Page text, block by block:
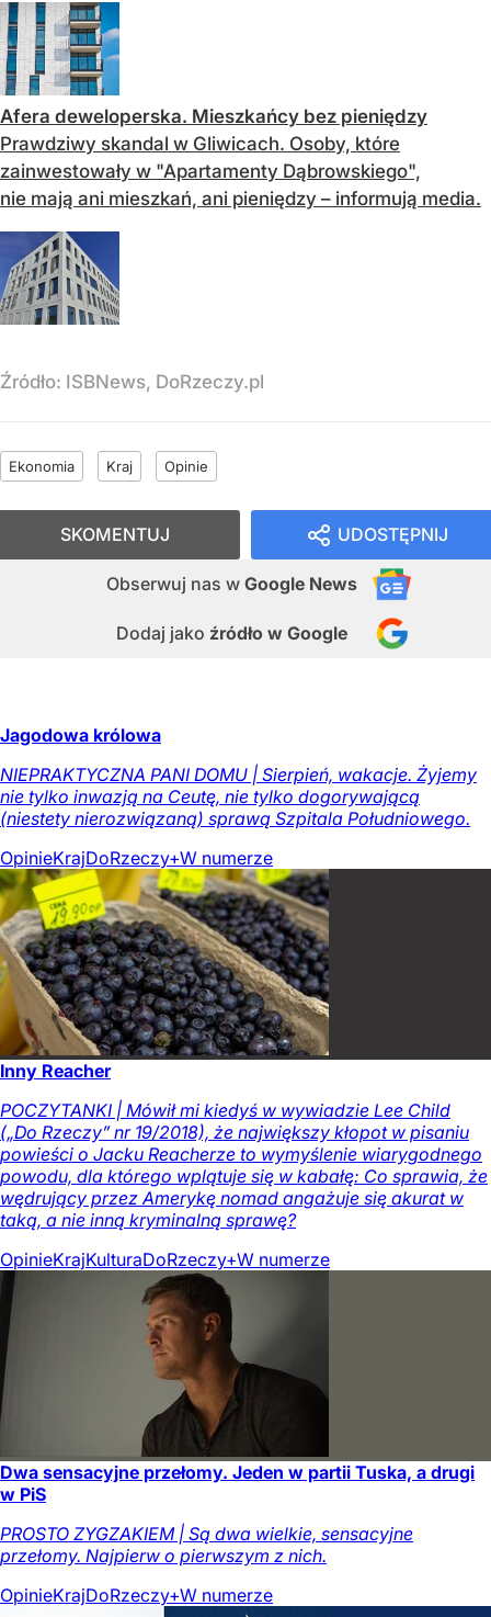
Afera deweloperska. Mieszkańcy bez pieniędzy
Prawdziwy skandal w Gliwicach. Osoby, które
zainwestowały w "Apartamenty Dąbrowskiego",
nie mają ani mieszkań, ani pieniędzy – informują media.
Źródło: ISBNews, DoRzeczy.pl
Ekonomia Kraj Opinie
UDOSTĘPNIJ
Obserwuj nas w Google News
Dodaj jako źródło w Google
SKOMENTUJ
Jagodowa królowa
NIEPRAKTYCZNA PANI DOMU | Sierpień, wakacje. Żyjemy
nie tylko inwazją na Ceutę, nie tylko dogorywającą
(niestety nierozwiązaną) sprawą Szpitala Południowego.
OpinieKrajDoRzeczy+W numerze
Inny Reacher
POCZYTANKI | Mówił mi kiedyś w wywiadzie Lee Child
(„Do Rzeczy” nr 19/2018), że największy kłopot w pisaniu
powieści o Jacku Reacherze to wymyślenie wiarygodnego
powodu, dla którego wplątuje się w kabałę: Co sprawia, że
wędrujący przez Amerykę nomad angażuje się akurat w
taką, a nie inną kryminalną sprawę?
OpinieKrajKulturaDoRzeczy+W numerze
Dwa sensacyjne przełomy. Jeden w partii Tuska, a drugi
w PiS
PROSTO ZYGZAKIEM | Są dwa wielkie, sensacyjne
przełomy. Najpierw o pierwszym z nich.
OpinieKrajDoRzeczy+W numerze